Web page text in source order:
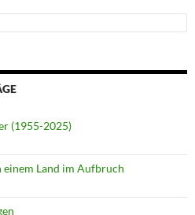
(1955-2025)
einem Land im Aufbruch